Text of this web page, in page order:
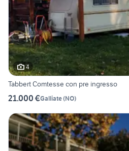
4
Tabbert Comtesse con pre ingresso
21.000 €Galliate(NO)